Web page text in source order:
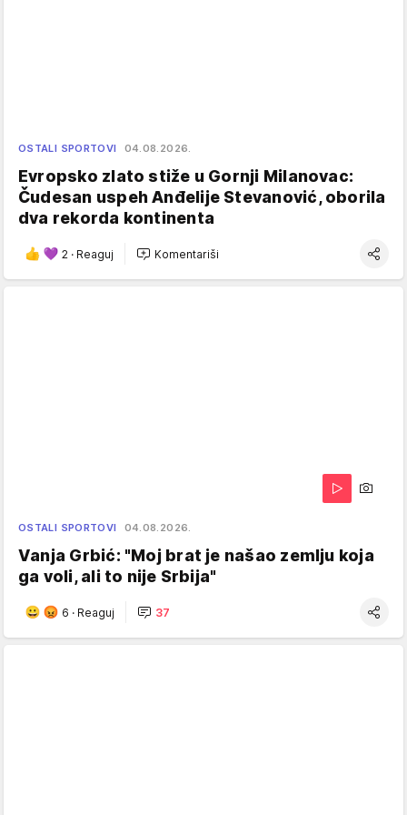
OSTALI SPORTOVI 04.08.2026.
Evropsko zlato stiže u Gornji Milanovac:
Čudesan uspeh Anđelije Stevanović, oborila
dva rekorda kontinenta
2 · Reaguj Komentariši
OSTALI SPORTOVI 04.08.2026.
Vanja Grbić: "Moj brat je našao zemlju koja
ga voli, ali to nije Srbija"
6 · Reaguj 37